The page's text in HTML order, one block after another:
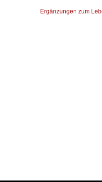
Ergänzungen zum